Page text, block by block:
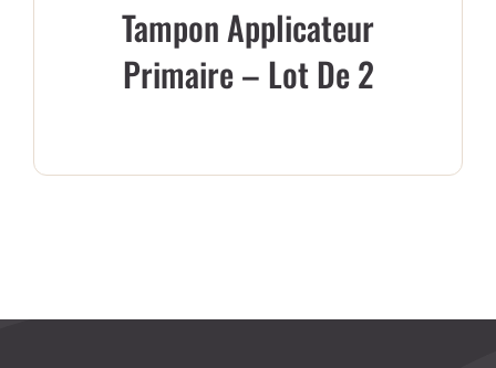
Tampon Applicateur
Primaire – Lot De 2